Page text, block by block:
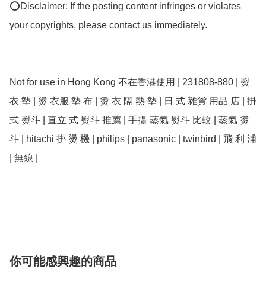
⭕Disclaimer: If the posting content infringes or violates
your copyrights, please contact us immediately.
Not for use in Hong Kong 不在香港使用 | 231808-880 | 熨
衣 墊 | 燙 衣服 墊 布 | 燙 衣 隔 熱 墊 | 日 式 雜貨 用品 店 | 掛
式 熨斗 | 直立 式 熨斗 推薦 | 手提 蒸氣 熨斗 比較 | 蒸氣 燙
斗 | hitachi 掛 燙 機 | philips | panasonic | twinbird | 飛 利 浦
| 無線 |
你可能感興趣的商品